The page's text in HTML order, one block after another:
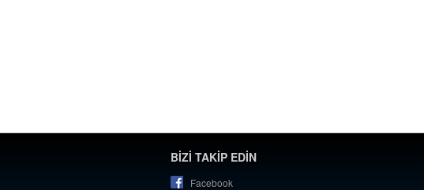
BİZİ TAKİP EDİN
Facebook